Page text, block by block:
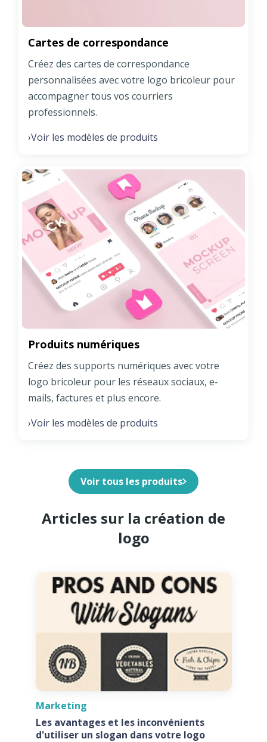
Cartes de correspondance
Créez des cartes de correspondance
personnalisées avec votre logo bricoleur pour
accompagner tous vos courriers
professionnels.
›Voir les modèles de produits
Produits numériques
Créez des supports numériques avec votre
logo bricoleur pour les réseaux sociaux, e-
mails, factures et plus encore.
›Voir les modèles de produits
Voir tous les produits
Articles sur la création de
logo
Marketing
Les avantages et les inconvénients
d'utiliser un slogan dans votre logo